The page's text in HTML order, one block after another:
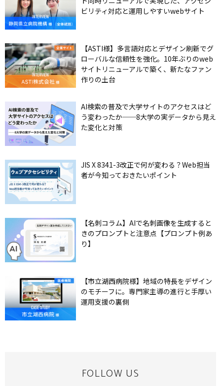
ビリティ対応と運用しやすいwebサイト
【ASTI様】多言語対応とデザイン刷新でグ
ローバルな信頼性を強化。10年ぶりのweb
サイトリニューアルで築く、新たなファン
作りの土台
AI検索の普及で大学サイトのアクセスはど
う変わったか──8大学の実データから見え
た変化と対策
JIS X 8341-3改正で何が変わる？Web担当
者が今知っておきたいポイント
【名刺コラム】AIで名刺画像を生成すると
きのプロンプトと注意点【プロンプト例あ
り】
【市立湖西病院様】地域の特長をデザイン
のモチーフに。専門家主導の進行と手厚い
運用支援の裏側
FOLLOW US